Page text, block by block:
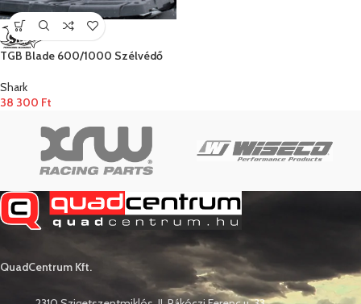
TGB Blade 600/1000 Szélvédő
Shark
38 300 Ft
QuadCentrum Kft.